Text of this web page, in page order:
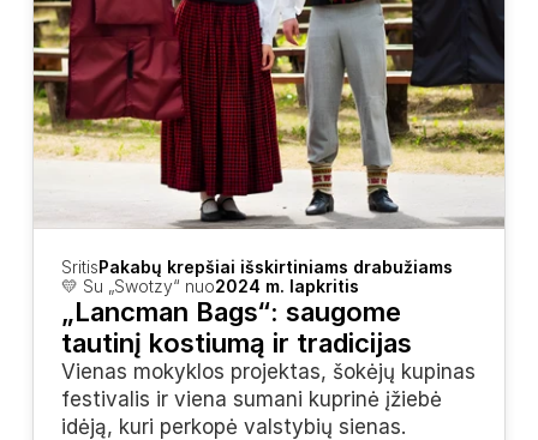
SritisPakabų krepšiai išskirtiniams drabužiams
💛 Su „Swotzy“ nuo2024 m. lapkritis
„Lancman Bags“: saugome
tautinį kostiumą ir tradicijas
Vienas mokyklos projektas, šokėjų kupinas
festivalis ir viena sumani kuprinė įžiebė
idėją, kuri perkopė valstybių sienas.